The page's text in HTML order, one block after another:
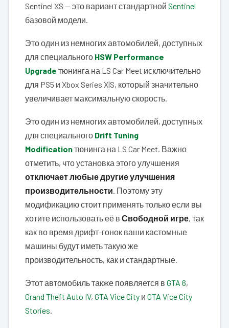
Sentinel XS — это вариант стандартной Sentinel
базовой модели.
Это один из немногих автомобилей, доступных
для специального HSW Performance
Upgrade тюнинга на LS Car Meet исключительно
для PS5 и Xbox Series X|S, который значительно
увеличивает максимальную скорость.
Это один из немногих автомобилей, доступных
для специального Drift Tuning
Modificationтюнинга на LS Car Meet. Важно
отметить, что установка этого улучшения
отключает любые другие улучшения
производительности. Поэтому эту
модификацию стоит применять только если вы
хотите использовать её в Свободной игре, так
как во время дрифт-гонок ваши кастомные
машины будут иметь такую же
производительность, как и стандартные.
Этот автомобиль также появляется в GTA 6,
Grand Theft Auto IV, GTA Vice City и GTA Vice City
Stories.